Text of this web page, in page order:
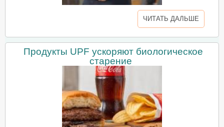
ЧИТАТЬ ДАЛЬШЕ
Продукты UPF ускоряют биологическое
старение